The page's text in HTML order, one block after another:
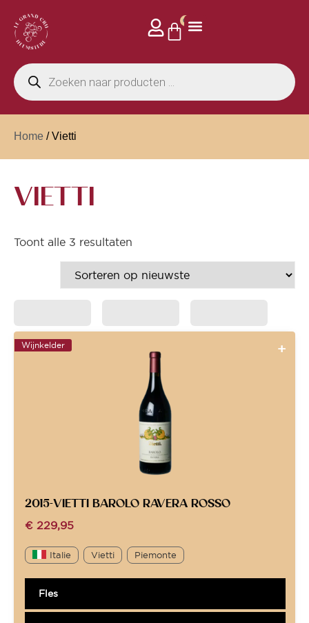
0
Home / Vietti
VIETTI
Toont alle 3 resultaten
Wijnkelder
2015-VIETTI BAROLO RAVERA ROSSO
€ 229,95
Italie Vietti Piemonte
Fles